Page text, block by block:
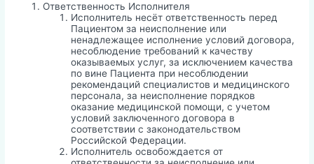
Ответственность Исполнителя
Исполнитель несёт ответственность перед
Пациентом за неисполнение или
ненадлежащее исполнение условий договора,
несоблюдение требований к качеству
оказываемых услуг, за исключением качества
по вине Пациента при несоблюдении
рекомендаций специалистов и медицинского
персонала, за неисполнение порядков
оказание медицинской помощи, с учетом
условий заключенного договора в
соответствии с законодательством
Российской Федерации.
Исполнитель освобождается от